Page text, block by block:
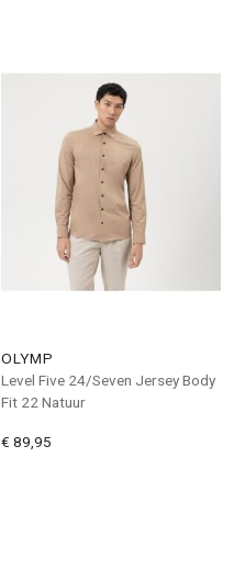
OLYMP
Level Five 24/Seven Jersey Body
Fit 22 Natuur
€ 89,95